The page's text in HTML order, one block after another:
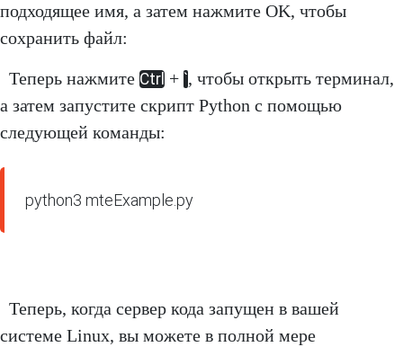
подходящее имя, а затем нажмите OK, чтобы
сохранить файл:
Теперь нажмите Ctrl + `, чтобы открыть терминал,
а затем запустите скрипт Python с помощью
следующей команды:
python3 mteExample.py
Теперь, когда сервер кода запущен в вашей
системе Linux, вы можете в полной мере